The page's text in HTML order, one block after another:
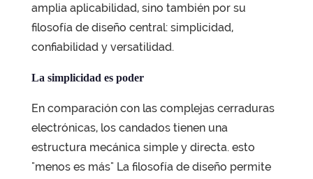
amplia aplicabilidad, sino también por su
filosofía de diseño central: simplicidad,
confiabilidad y versatilidad.
La simplicidad es poder
En comparación con las complejas cerraduras
electrónicas, los candados tienen una
estructura mecánica simple y directa. esto
"menos es más" La filosofía de diseño permite